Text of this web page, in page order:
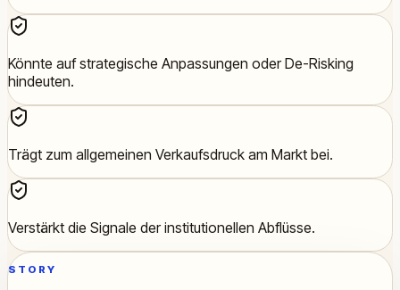
Könnte auf strategische Anpassungen oder De-Risking
hindeuten.
Trägt zum allgemeinen Verkaufsdruck am Markt bei.
Verstärkt die Signale der institutionellen Abflüsse.
STORY